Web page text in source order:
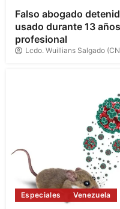
Falso abogado
usado durante 13
profesional
Lcdo. Wuillians Salgado
Especiales Venezuela